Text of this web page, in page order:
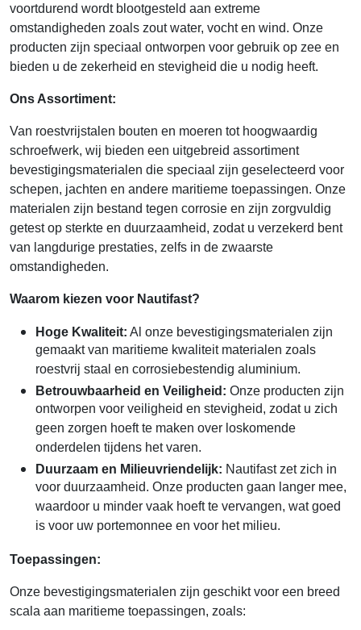
voortdurend wordt blootgesteld aan extreme
omstandigheden zoals zout water, vocht en wind. Onze
producten zijn speciaal ontworpen voor gebruik op zee en
bieden u de zekerheid en stevigheid die u nodig heeft.
Ons Assortiment:
Van roestvrijstalen bouten en moeren tot hoogwaardig
schroefwerk, wij bieden een uitgebreid assortiment
bevestigingsmaterialen die speciaal zijn geselecteerd voor
schepen, jachten en andere maritieme toepassingen. Onze
materialen zijn bestand tegen corrosie en zijn zorgvuldig
getest op sterkte en duurzaamheid, zodat u verzekerd bent
van langdurige prestaties, zelfs in de zwaarste
omstandigheden.
Waarom kiezen voor Nautifast?
Hoge Kwaliteit: Al onze bevestigingsmaterialen zijn
gemaakt van maritieme kwaliteit materialen zoals
roestvrij staal en corrosiebestendig aluminium.
Betrouwbaarheid en Veiligheid: Onze producten zijn
ontworpen voor veiligheid en stevigheid, zodat u zich
geen zorgen hoeft te maken over loskomende
onderdelen tijdens het varen.
Duurzaam en Milieuvriendelijk: Nautifast zet zich in
voor duurzaamheid. Onze producten gaan langer mee,
waardoor u minder vaak hoeft te vervangen, wat goed
is voor uw portemonnee en voor het milieu.
Toepassingen:
Onze bevestigingsmaterialen zijn geschikt voor een breed
scala aan maritieme toepassingen, zoals: